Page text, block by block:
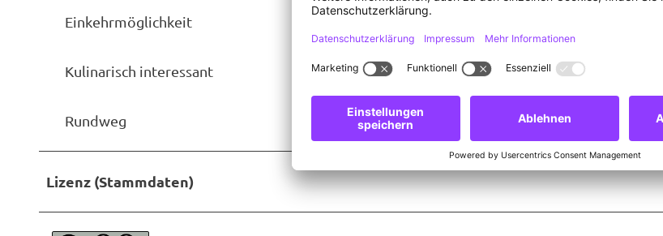
Einkehrmöglichkeit
Kulinarisch interessant
Rundweg
Lizenz (Stammdaten)